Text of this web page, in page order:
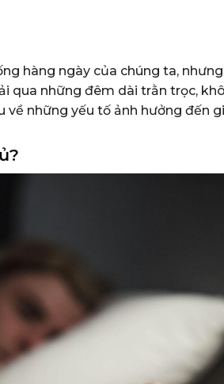
hàng ngày của chúng ta,
qua những đêm dài trằn trọc,
về những yếu tố ảnh hưởng đến